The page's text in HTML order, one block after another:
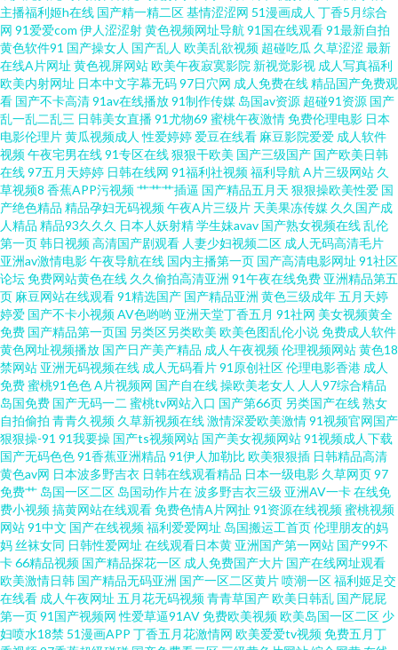
导航 91少妇福利姬 精品一二三四五九V 影音先锋人妻偷窥av 成人cc91www
男人的天堂网V 91黑黄网 午夜成人网站在线观看 丁香花婷婷色导航 少妇精品
在线91 91网站8848院 美女抠逼视频 伊人开心网221 91中文视频在线 日韩精
品无码久久 91九色伦理视频 青青草人人操av 91网在线观看视频 蜜桃久久91
91破解网官网 亚洲一区日韩激 www91福利视频 欧美剧在线观看网站 91系列
国产视频在线 欧美性爱99 91狼人影院 精东麻豆蜜桃91av 91工厂直播 美女白
絲18禁 在线不卡av成人电影 东方在线日韩AV 人人九九精 91含羞草网站 久久
亚洲成人 91麻豆人妻精品蜜桃 欧美三级在线 91大神 国产理论 一本一道久久
精 大香蕉性愛視頻 人妖在线ts国产米兰 91美女小视频 四虎爱av影视 爱草b网
www久久香蕉 91海角社区国产精伦 女同另类专区久 91在线小视频 欧美精品
久久天 91大神唐伯虎520 老司机精品网 91男女视频 男人天堂色色网 91精品
老司机 超碰成人91AV在线 老色鬼导航 色鬼綜合爽爽 91刺激牛牛 av怡红院 色
狼资源站 超碰91婷婷 深夜福利91n 97啪啪 涩婷婷久久网站 97超碰在线资源
站 日韩日韩日韩日韩日 91亚洲传媒51 欧美特级另类 91大神免费网址 女优在
线 91视频在线免费观看 日本韩国久久 91免费国产视频 国模视频91 亚洲色图
主播福利姬h在线 国产精一精二区基情涩涩网 51漫画成人 丁香5月综合
网 91爱爱com 伊人涩涩射黄色视频网址导航 91国在线观看91最新自拍
黄色软件91 国产操女人 国产乱人 欧美乱欲视频 超碰吃瓜 久草涩涩 最新
在线A片网址 黄色视屏网站欧美午夜寂寞影院 新视觉影视 成人写真福利
欧美内射网址 日本中文字幕无码97日穴网 成人免费在线精品国产免费观
看 国产不卡高清91av在线播放91制作传媒 岛国av资源 超碰91资源 国产
乱一乱二乱三 日韩美女直播91尤物69 蜜桃午夜激情免费伦理电影 日本
电影伦理片黄瓜视频成人 性爱婷婷爱豆在线看 麻豆影院爱爱 成人软件
视频午夜宅男在线91专区在线狠狠干欧美 国产三级国产 国产欧美日韩
在线97五月天婷婷 日韩在线网 91福利社视频福利导航 A片三级网站 久
草视频8 香蕉APP污视频艹艹艹插逼 国产精品五月天 狠狠操欧美性爱 国
产绝色精品 精品孕妇无码视频午夜A片三级片 天美果冻传媒 久久国产成
人精品 精品93久久久 日本人妖射精学生妹avav 国产熟女视频在线乱伦
第一页韩日视频高清国产剧观看 人妻少妇视频二区 成人无码高清毛片
亚洲av激情电影午夜导航在线 国内主播第一页 国产高清电影网址 91社区
论坛免费网站黄色在线 久久偷拍高清亚洲 91午夜在线免费 亚洲精品第五
页 麻豆网站在线观看91精选国产 国产精品亚洲 黄色三级成年五月天婷
婷爱 国产不卡小视频AV色哟哟 亚洲天堂丁香五月 91社网 美女视频黄全
免费 国产精品第一页国 另类区另类欧美 欧美色图乱伦小说免费成人软件
黄色网址视频播放 国产日产美产精品 成人午夜视频伦理视频网站黄色18
禁网站 亚洲无码视频在线 成人无码看片91原创社区伦理电影香港 成人
免费蜜桃91色色A片视频网 国产自在线操欧美老女人 人人97综合精品
岛国免费 国产无码一二 蜜桃tv网站入口 国产第66页 另类国产在线熟女
自拍偷拍 青青久视频 久草新视频在线激情深爱欧美激情91视频官网国产
狠狠操-91 91我要操 国产ts视频网站 国产美女视频网站91视频成人下载
国产无码色色91香蕉亚洲精品 91伊人加勒比欧美狠狠插 日韩精品高清
黄色av网 日本波多野吉衣 日韩在线观看精品 日本一级电影 久草网页97
免费艹 岛国一区二区 岛国动作片在波多野吉衣三级 亚洲AV一卡在线免
费小视频搞黄网站在线观看免费色情A片网扯 91资源在线视频蜜桃视频
网站91中文 国产在线视频福利爱爱网址 岛国搬运工首页伦理朋友的妈
妈丝袜女同 日韩性爱网址 在线观看日本黄 亚洲国产第一网站 国产99不
卡66精品视频 国产精品探花一区 成人免费国产大片 国产在线网址观看
欧美激情日韩 国产精品无码亚洲 国产一区二区黄片喷潮一区福利姬足交
在线看 成人午夜网址 五月花无码视频青青草国产欧美日韩乱 国产屁屁
第一页91国产视频网 性爱草逼91AV免费欧美视频欧美岛国一区二区 少
妇喷水18禁 51漫画APP 丁香五月花激情网 欧美爱爱tv视频免费五月丁